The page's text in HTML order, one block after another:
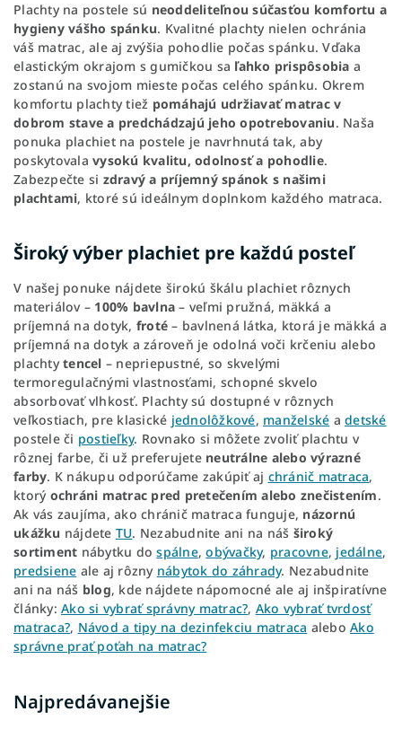
Plachty na postele sú neoddeliteľnou súčasťou komfortu a
hygieny vášho spánku. Kvalitné plachty nielen ochránia
váš matrac, ale aj zvýšia pohodlie počas spánku. Vďaka
elastickým okrajom s gumičkou sa ľahko prispôsobia a
zostanú na svojom mieste počas celého spánku. Okrem
komfortu plachty tiež pomáhajú udržiavať matrac v
dobrom stave a predchádzajú jeho opotrebovaniu. Naša
ponuka plachiet na postele je navrhnutá tak, aby
poskytovala vysokú kvalitu, odolnosť a pohodlie.
Zabezpečte si zdravý a príjemný spánok s našimi
plachtami, ktoré sú ideálnym doplnkom každého matraca.
Široký výber plachiet pre každú posteľ
V našej ponuke nájdete širokú škálu plachiet rôznych
materiálov – 100% bavlna – veľmi pružná, mäkká a
príjemná na dotyk, froté – bavlnená látka, ktorá je mäkká a
príjemná na dotyk a zároveň je odolná voči krčeniu alebo
plachtytencel – nepriepustné, so skvelými
termoregulačnými vlastnosťami, schopné skvelo
absorbovať vlhkosť. Plachty sú dostupné v rôznych
veľkostiach, pre klasické jednolôžkové, manželské a detské
postele či postieľky. Rovnako si môžete zvoliť plachtu v
rôznej farbe, či už preferujete neutrálne alebo výrazné
farby. K nákupu odporúčame zakúpiť aj chránič matraca,
ktorý ochráni matrac pred pretečením alebo znečistením.
Ak vás zaujíma, ako chránič matraca funguje, názornú
ukážku nájdete TU. Nezabudnite ani na náš široký
sortiment nábytku dospálne,obývačky, pracovne, jedálne,
predsiene ale aj rôzny nábytok do záhrady. Nezabudnite
ani na náš blog, kde nájdete nápomocné ale aj inšpiratívne
články: Ako si vybrať správny matrac?, Ako vybrať tvrdosť
matraca?, Návod a tipy na dezinfekciu matraca alebo Ako
správne prať poťah na matrac?
Najpredávanejšie